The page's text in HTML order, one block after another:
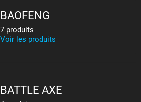
BAOFENG
7 produits
Voir les produits
BATTLE AXE